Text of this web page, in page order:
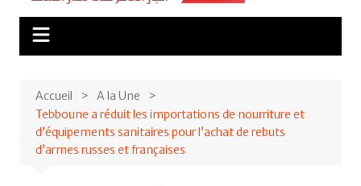
Accueil
A la Une
Tebboune a réduit les importations de nourriture et
d’équipements sanitaires pour l’achat de rebuts
d’armes russes et françaises